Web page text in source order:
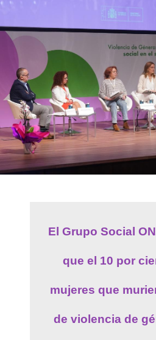
El Grupo Social
que el 10 por
mujeres que
de violencia de